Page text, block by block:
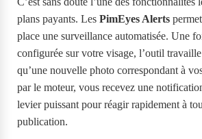
plans payants. Les PimEyes Alerts
place une surveillance automatisée. Une
configurée sur votre visage, l’outil
qu’une nouvelle photo correspondant à
par le moteur, vous recevez une
levier puissant pour réagir rapidement à
publication.